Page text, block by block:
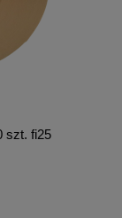
szt. fi25